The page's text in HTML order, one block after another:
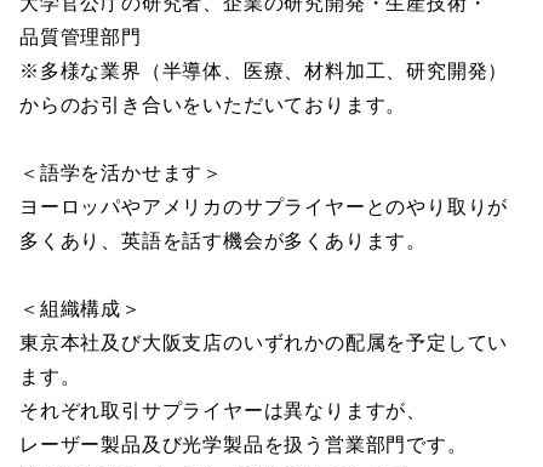
品質管理部門
※多様な業界（半導体、医療、材料加工、研究開発）
からのお引き合いをいただいております。
＜語学を活かせます＞
ヨーロッパやアメリカのサプライヤーとのやり取りが
多くあり、英語を話す機会が多くあります。
＜組織構成＞
東京本社及び大阪支店のいずれかの配属を予定してい
ます。
それぞれ取引サプライヤーは異なりますが、
レーザー製品及び光学製品を扱う営業部門です。